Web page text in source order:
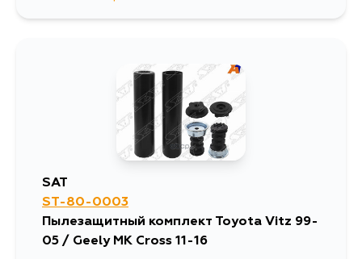
881
881
19 августа
SAT
ST-80-0003
Пылезащитный комплект Toyota Vitz 99-
05 / Geely MK Cross 11-16